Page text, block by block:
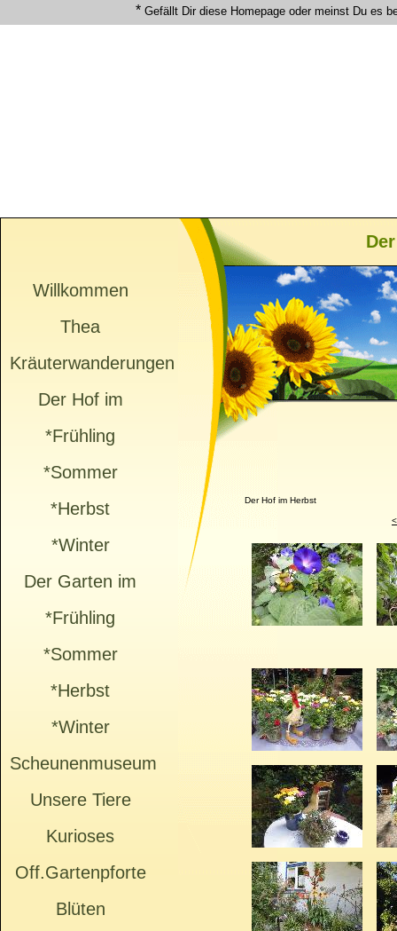
* Gefällt Dir diese Homepage oder meinst Du es
Willkommen
Thea
Kräuterwanderungen
Der Hof im
*Frühling
*Sommer
*Herbst
*Winter
Der Garten im
*Frühling
*Sommer
*Herbst
*Winter
Scheunenmuseum
Unsere Tiere
Kurioses
Off.Gartenpforte
Blüten
Der Hof im Herbst